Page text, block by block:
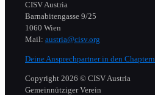
CISV Austria
Barnabitengasse 9/25
1060 Wien
Mail: austria@cisv.org
Deine Ansprechpartner in den Chaptern
Copyright 2026 © CISV Austria
Gemeinnütziger Verein